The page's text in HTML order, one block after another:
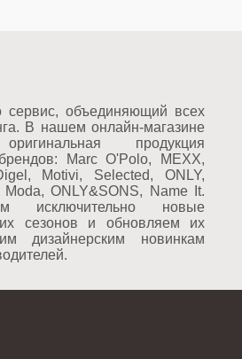
сервис, объединяющий всех
В нашем онлайн-магазине
продукция
Marc O'Polo, MEXX,
Motivi, Selected, ONLY,
ONLY&SONS, Name It.
исключительно новые
сезонов и обновляем их
дизайнерским новинкам